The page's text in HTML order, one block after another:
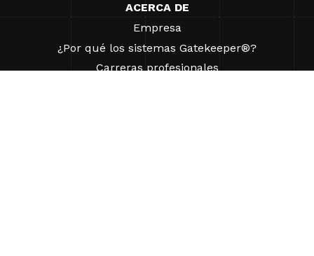
ACERCA DE
Empresa
¿Por qué los sistemas Gatekeeper®?
Carreras profesionales